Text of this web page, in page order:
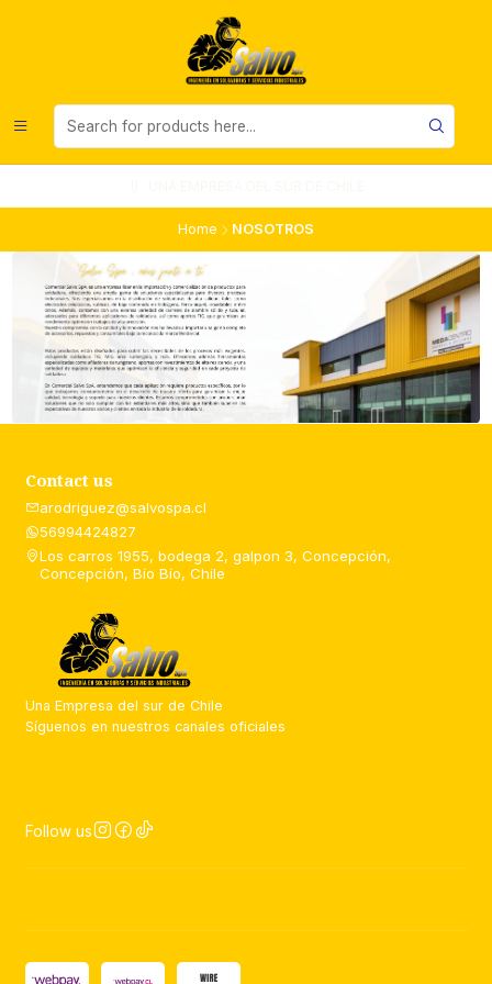
Home NOSOTROS
Contact us
arodriguez@salvospa.cl
56994424827
Los carros 1955, bodega 2, galpon 3, Concepción,
Concepción, Bío Bío, Chile
Una Empresa del sur de Chile
Síguenos en nuestros canales oficiales
Follow us